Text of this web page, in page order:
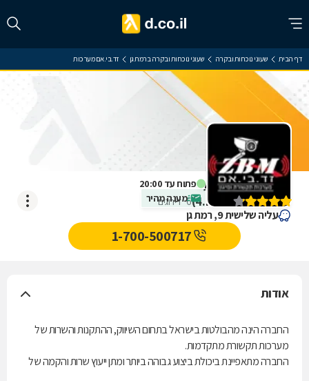
דף הבית שעוני נוכחות ובקרה שעוני נוכחות ובקרה ברמת גן זד.בי.אם מערכות
פתוח עד 20:00
מענה מהיר
זד.בי.אם מערכות
(
4.2
)
6דירוגים
עליה שלישית 9, רמת גן
1-700-500717
אודות
החברה הינה מהבולטות בישראל בתחום השיווק, ההתקנות והשרות של
מערכות תקשורת מתקדמות.
החברה מתאפיינת ביכולת ביצוע גבוהה ביותר ומתן ייעוץ שרות והקמה של